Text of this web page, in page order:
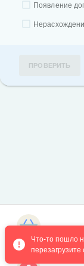
Появление
ПРОВЕРИТЬ
Что-то пошло
перезагрузите